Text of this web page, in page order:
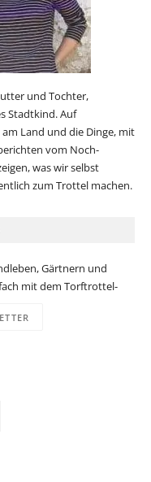
und Tochter,
Stadtkind. Auf
Land und die Dinge, mit
vom Noch-
was wir selbst
zum Trottel machen.
Gärtnern und
mit dem Torftrottel-